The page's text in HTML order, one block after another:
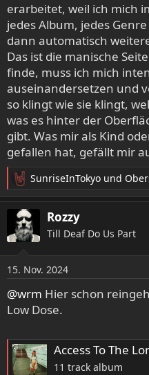
erarbeitet, weil ich mich
jedes Album, jedes
dann automatisch
Das ist die manische
finde, muss ich mich
auseinandersetzen und
so klingt wie sie klingt,
was es hinter der
gibt. Was mir als Kind
gefallen hat, gefällt mir
R
e
a
k
t
n
e
n
:
SunriseInTokyo und
Rozzy
Till Deaf Do Us Part
15. Nov. 2024
@wrm Hier schon
Low Dose.
Access To The
11 track album